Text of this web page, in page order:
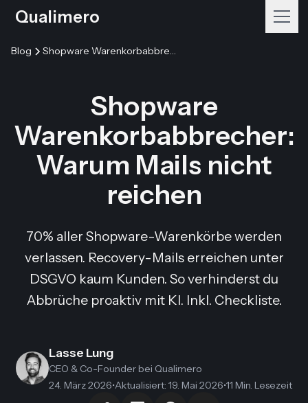
Qualimero
Blog Shopware Warenkorbabbrecher: Warum Mails nicht reichen
Shopware
Warenkorbabbrecher:
Warum Mails nicht
reichen
70% aller Shopware-Warenkörbe werden
verlassen. Recovery-Mails erreichen unter
DSGVO kaum Kunden. So verhinderst du
Abbrüche proaktiv mit KI. Inkl. Checkliste.
Lasse Lung
CEO & Co-Founder bei Qualimero
24. März 2026•Aktualisiert: 19. Mai 2026•11 Min. Lesezeit